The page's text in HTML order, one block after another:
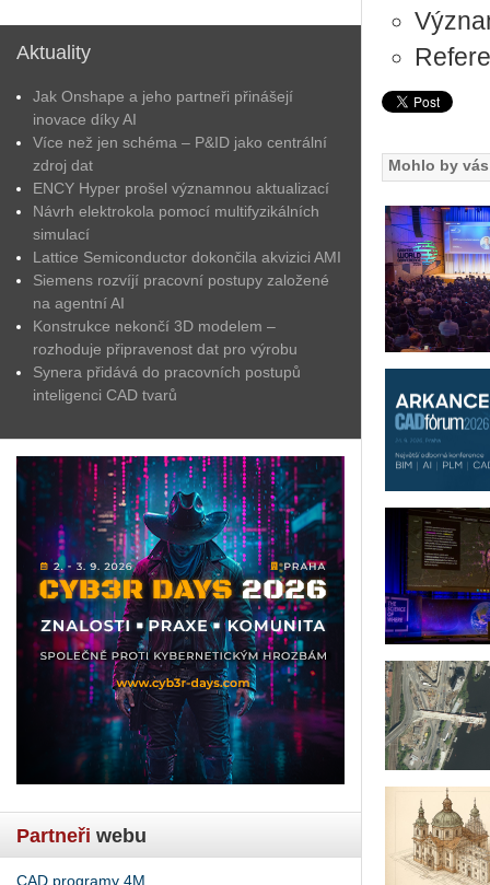
Aktuality
Jak Onshape a jeho partneři přinášejí
inovace díky AI
Více než jen schéma – P&ID jako centrální
zdroj dat
ENCY Hyper prošel významnou aktualizací
Návrh elektrokola pomocí multifyzikálních
simulací
Lattice Semiconductor dokončila akvizici AMI
Siemens rozvíjí pracovní postupy založené
na agentní AI
Konstrukce nekončí 3D modelem –
rozhoduje připravenost dat pro výrobu
Synera přidává do pracovních postupů
inteligenci CAD tvarů
Partneři webu
CAD programy 4M
Mohlo by